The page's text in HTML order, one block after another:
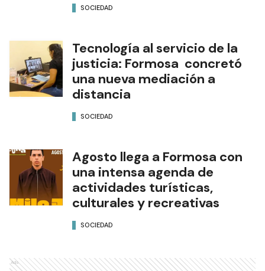
SOCIEDAD
Tecnología al servicio de la
justicia: Formosa concretó
una nueva mediación a
distancia
SOCIEDAD
Agosto llega a Formosa con
una intensa agenda de
actividades turísticas,
culturales y recreativas
SOCIEDAD
Ads